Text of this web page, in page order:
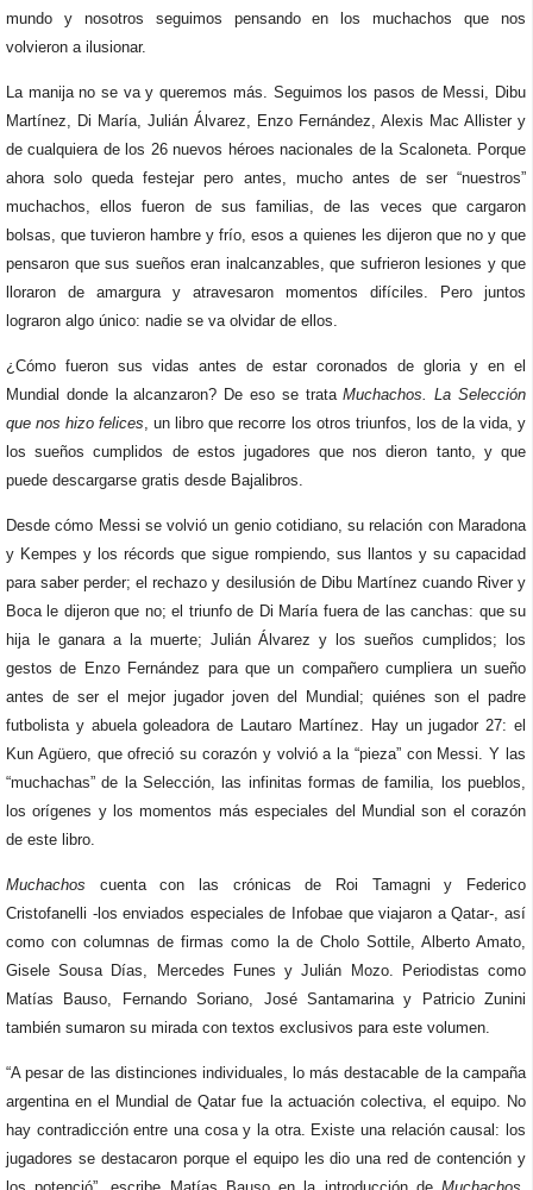
mundo y nosotros seguimos pensando en los muchachos que nos
volvieron a ilusionar.
La manija no se va y queremos más. Seguimos los pasos de Messi, Dibu
Martínez, Di María, Julián Álvarez, Enzo Fernández, Alexis Mac Allister y
de cualquiera de los 26 nuevos héroes nacionales de la Scaloneta. Porque
ahora solo queda festejar pero antes, mucho antes de ser “nuestros”
muchachos, ellos fueron de sus familias, de las veces que cargaron
bolsas, que tuvieron hambre y frío, esos a quienes les dijeron que no y que
pensaron que sus sueños eran inalcanzables, que sufrieron lesiones y que
lloraron de amargura y atravesaron momentos difíciles. Pero juntos
lograron algo único: nadie se va olvidar de ellos.
¿Cómo fueron sus vidas antes de estar coronados de gloria y en el
Mundial donde la alcanzaron? De eso se trataMuchachos. La Selección
que nos hizo felices, un libro que recorre los otros triunfos, los de la vida, y
los sueños cumplidos de estos jugadores que nos dieron tanto, y que
puede descargarse gratis desde Bajalibros.
Desde cómo Messi se volvió un genio cotidiano, su relación con Maradona
y Kempes y los récords que sigue rompiendo, sus llantos y su capacidad
para saber perder; el rechazo y desilusión de Dibu Martínez cuando River y
Boca le dijeron que no; el triunfo de Di María fuera de las canchas: que su
hija le ganara a la muerte; Julián Álvarez y los sueños cumplidos; los
gestos de Enzo Fernández para que un compañero cumpliera un sueño
antes de ser el mejor jugador joven del Mundial; quiénes son el padre
futbolista y abuela goleadora de Lautaro Martínez. Hay un jugador 27: el
Kun Agüero, que ofreció su corazón y volvió a la “pieza” con Messi. Y las
“muchachas” de la Selección, las infinitas formas de familia, los pueblos,
los orígenes y los momentos más especiales del Mundial son el corazón
de este libro.
Muchachos cuenta con las crónicas de Roi Tamagni y Federico
Cristofanelli -los enviados especiales de Infobae que viajaron a Qatar-, así
como con columnas de firmas como la de Cholo Sottile, Alberto Amato,
Gisele Sousa Días, Mercedes Funes y Julián Mozo. Periodistas como
Matías Bauso, Fernando Soriano, José Santamarina y Patricio Zunini
también sumaron su mirada con textos exclusivos para este volumen.
“A pesar de las distinciones individuales, lo más destacable de la campaña
argentina en el Mundial de Qatar fue la actuación colectiva, el equipo. No
hay contradicción entre una cosa y la otra. Existe una relación causal: los
jugadores se destacaron porque el equipo les dio una red de contención y